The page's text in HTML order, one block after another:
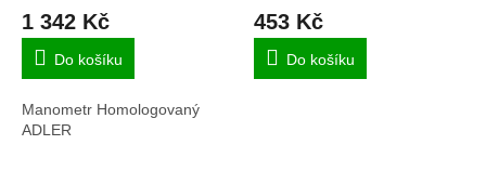
1 342 Kč
Do košíku
Manometr Homologovaný
ADLER
453 Kč
Do košíku